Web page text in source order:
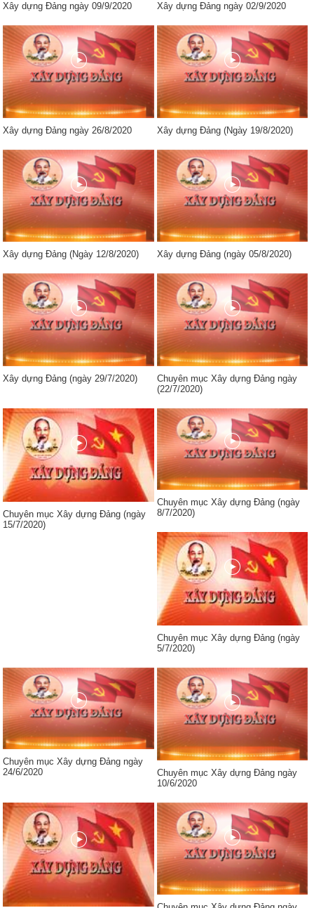
Xây dựng Đảng ngày 09/9/2020 Xây dựng Đảng ngày 02/9/2020
Xây dựng Đảng ngày 26/8/2020 Xây dựng Đảng (Ngày 19/8/2020)
Xây dựng Đảng (Ngày 12/8/2020) Xây dựng Đảng (ngày 05/8/2020)
Xây dựng Đảng (ngày 29/7/2020)
Chuyên mục Xây dựng Đảng ngày
(22/7/2020)
Chuyên mục Xây dựng Đảng (ngày
15/7/2020)
Chuyên mục Xây dựng Đảng (ngày
8/7/2020)
Chuyên mục Xây dựng Đảng (ngày
5/7/2020)
Chuyên mục Xây dựng Đảng ngày
24/6/2020
Chuyên mục Xây dựng Đảng ngày
10/6/2020